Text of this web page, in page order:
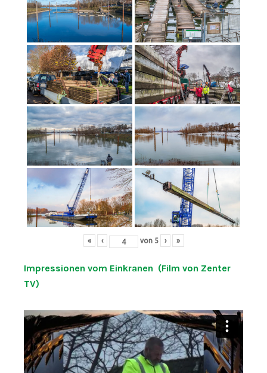
« ‹ von 5 › »
Impressionen vom Einkranen (Film von Zenter
TV)